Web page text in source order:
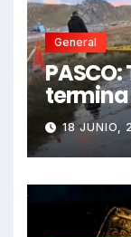
General
termina
sin vida
18 JUNIO,